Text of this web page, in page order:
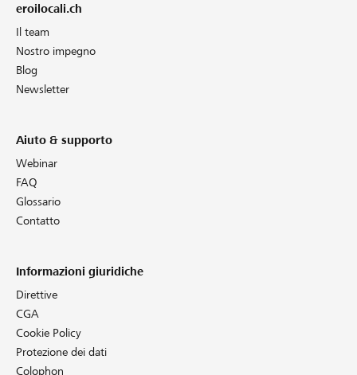
eroilocali.ch
Il team
Nostro impegno
Blog
Newsletter
Aiuto & supporto
Webinar
FAQ
Glossario
Contatto
Informazioni giuridiche
Direttive
CGA
Cookie Policy
Protezione dei dati
Colophon